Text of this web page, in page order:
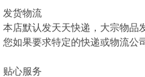
发货物流
本店默认发天天快递，大宗物品
您如果要求特定的快递或物流公
贴心服务